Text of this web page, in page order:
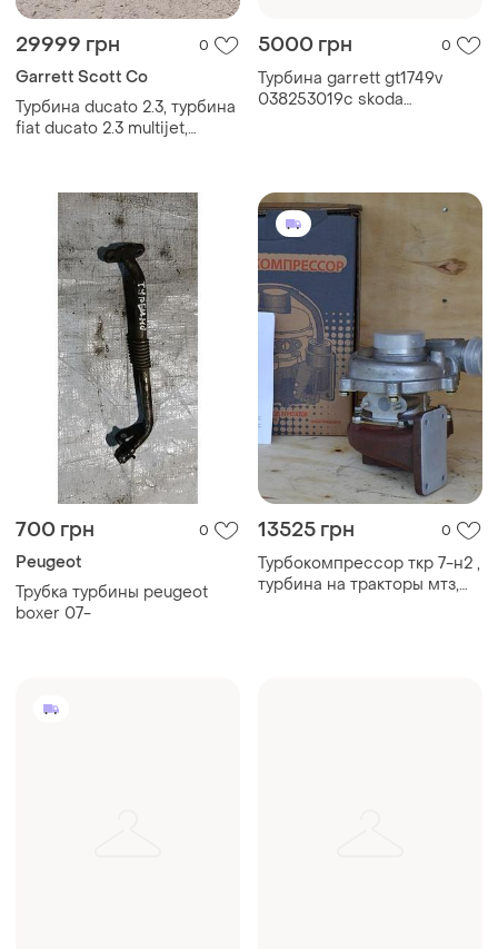
29999 грн 0
Garrett Scott Co
Турбина ducato 2.3, турбина
fiat ducato 2.3 multijet,
2.3,турбина 2.3 hdi, iveco 2.3
5000 грн 0
Турбина garrett gt1749v
038253019c skoda
700 грн 0
Peugeot
Трубка турбины peugeot
boxer 07-
13525 грн 0
Турбокомпрессор ткр 7-н2 ,
турбина на тракторы мтз,